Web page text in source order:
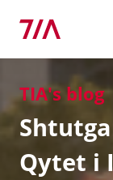
TIA's blog
Qytet i